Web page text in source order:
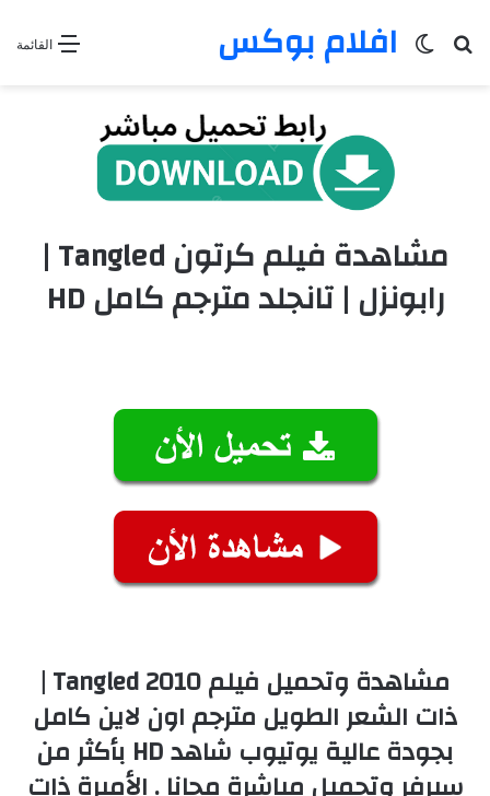
القائمة افلام بوكس بحث عنالوضع المظلم
مشاهدة فيلم كرتون Tangled |
رابونزل | تانجلد مترجم كامل HD
مشاهدة وتحميل فيلم Tangled 2010 |
ذات الشعر الطويل مترجم اون لاين كامل
بجودة عالية يوتيوب شاهد HD بأكثر من